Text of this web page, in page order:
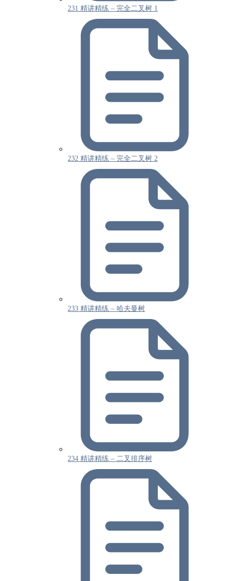
231 精讲精练 – 完全二叉树 1
232 精讲精练 – 完全二叉树 2
233 精讲精练 – 哈夫曼树
234 精讲精练 – 二叉排序树